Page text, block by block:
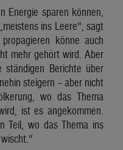
Energie sparen können,
ins Leere“, sagt
könne auch
mehr gehört wird. Aber
Berichte über
steigern – aber nicht
wo das Thema
ist es angekommen.
Teil, wo das Thema ins